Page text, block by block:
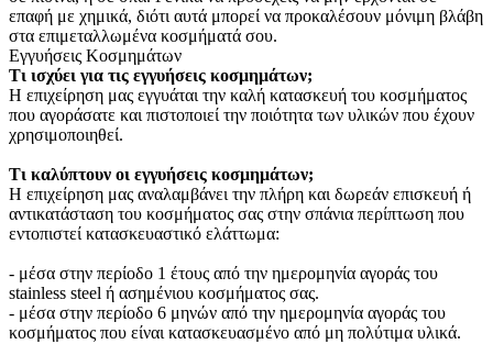
επαφή με χημικά, διότι αυτά μπορεί να προκαλέσουν μόνιμη βλάβη
στα επιμεταλλωμένα κοσμήματά σου.
Εγγυήσεις Κοσμημάτων
Τι ισχύει για τις εγγυήσεις κοσμημάτων;
Η επιχείρηση μας εγγυάται την καλή κατασκευή του κοσμήματος
που αγοράσατε και πιστοποιεί την ποιότητα των υλικών που έχουν
χρησιμοποιηθεί.
Τι καλύπτουν οι εγγυήσεις κοσμημάτων;
Η επιχείρηση μας αναλαμβάνει την πλήρη και δωρεάν επισκευή ή
αντικατάσταση του κοσμήματος σας στην σπάνια περίπτωση που
εντοπιστεί κατασκευαστικό ελάττωμα:
- μέσα στην περίοδο 1 έτους από την ημερομηνία αγοράς του
stainless steel ή ασημένιου κοσμήματος σας.
- μέσα στην περίοδο 6 μηνών από την ημερομηνία αγοράς του
κοσμήματος που είναι κατασκευασμένο από μη πολύτιμα υλικά.